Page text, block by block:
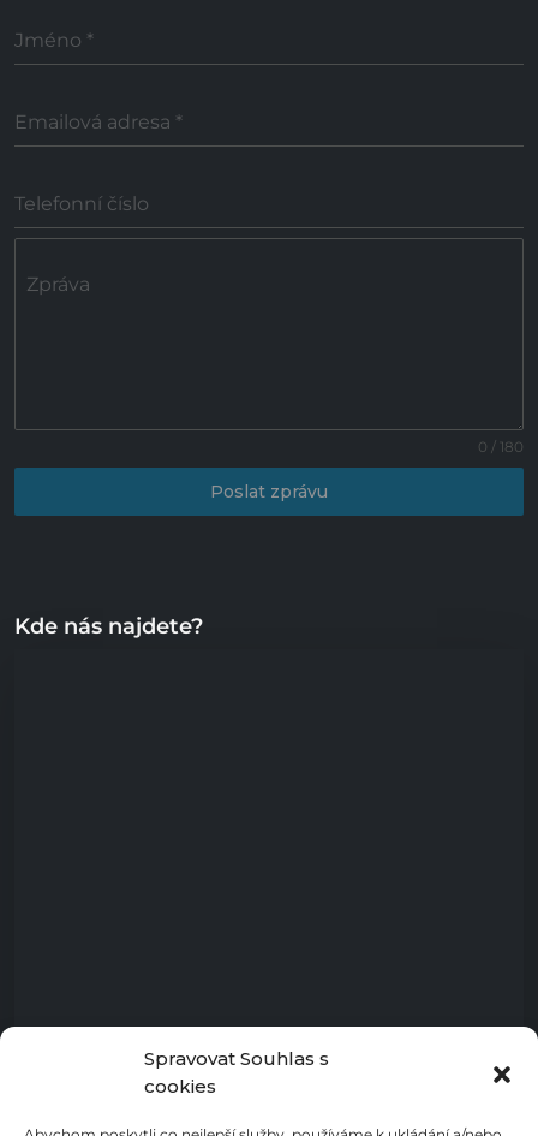
Spravovat Souhlas s
cookies
Jméno *
Emailová adresa *
Telefonní číslo
Zpráva
0 / 180
Poslat zprávu
Kde nás najdete?